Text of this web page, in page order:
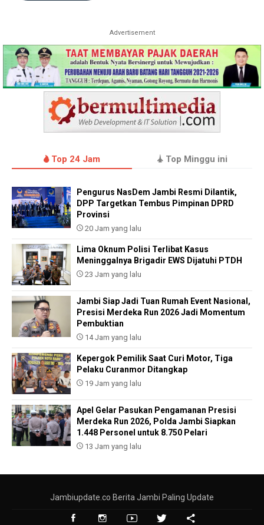
Advertisement
Top 24 Jam Top Minggu ini
Pengurus NasDem Jambi Resmi Dilantik,
DPP Targetkan Tembus Pimpinan DPRD
Provinsi
20 Jam yang lalu
Lima Oknum Polisi Terlibat Kasus
Meninggalnya Brigadir EWS Dijatuhi PTDH
23 Jam yang lalu
Jambi Siap Jadi Tuan Rumah Event Nasional,
Presisi Merdeka Run 2026 Jadi Momentum
Pembuktian
14 Jam yang lalu
Kepergok Pemilik Saat Curi Motor, Tiga
Pelaku Curanmor Ditangkap
19 Jam yang lalu
Apel Gelar Pasukan Pengamanan Presisi
Merdeka Run 2026, Polda Jambi Siapkan
1.448 Personel untuk 8.750 Pelari
13 Jam yang lalu
Jambiupdate.co Berita Jambi Paling Update